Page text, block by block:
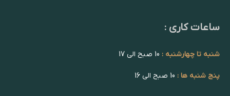
ساعات کاری :
شنبه تا چهارشنبه :
پنج شنبه ها :